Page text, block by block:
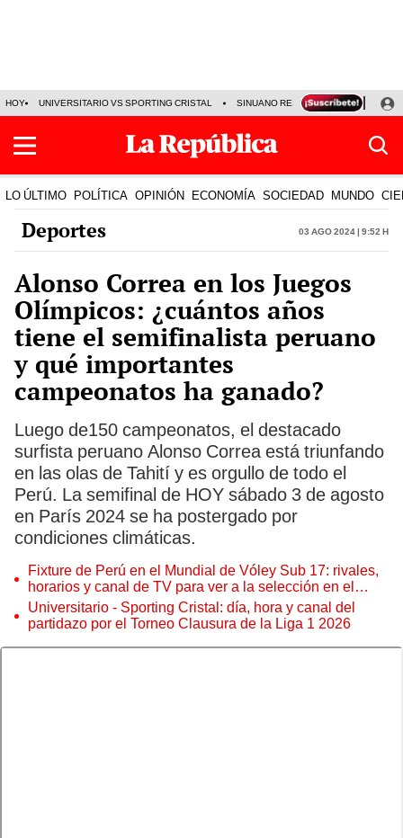
HOY UNIVERSITARIO VS SPORTING CRISTAL SINUANO RESULTADOS HOY
LO ÚLTIMO POLÍTICA OPINIÓN ECONOMÍA SOCIEDAD MUNDO
Deportes 03 Ago 2024 | 9:52 h
Alonso Correa en los Juegos
Olímpicos: ¿cuántos años
tiene el semifinalista peruano
y qué importantes
campeonatos ha ganado?
Luego de150 campeonatos, el destacado
surfista peruano Alonso Correa está triunfando
en las olas de Tahití y es orgullo de todo el
Perú. La semifinal de HOY sábado 3 de agosto
en París 2024 se ha postergado por
condiciones climáticas.
Fixture de Perú en el Mundial de Vóley Sub 17: rivales,
horarios y canal de TV para ver a la selección en el
torneo
Universitario - Sporting Cristal: día, hora y canal del
partidazo por el Torneo Clausura de la Liga 1 2026